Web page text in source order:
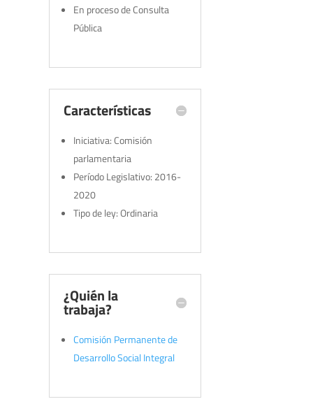
En proceso de Consulta
Pública
Características
Iniciativa: Comisión
parlamentaria
Período Legislativo: 2016-
2020
Tipo de ley: Ordinaria
¿Quién la
trabaja?
Comisión Permanente de
Desarrollo Social Integral